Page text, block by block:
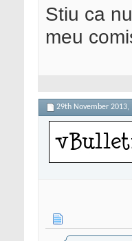
Stiu ca
meu
29th November 2013,